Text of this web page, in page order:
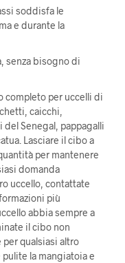
soddisfa le
e durante la
senza bisogno di
completo per uccelli di
caicchi,
Senegal, pappagalli
Lasciare il cibo a
per mantenere
domanda
uccello, contattate
più
abbia sempre a
il cibo non
qualsiasi altro
pulite la mangiatoia e